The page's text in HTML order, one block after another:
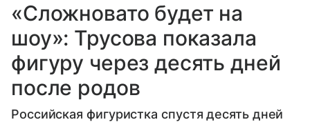
«Сложновато будет на
шоу»: Трусова показала
фигуру через десять дней
после родов
Российская фигуристка спустя десять дней